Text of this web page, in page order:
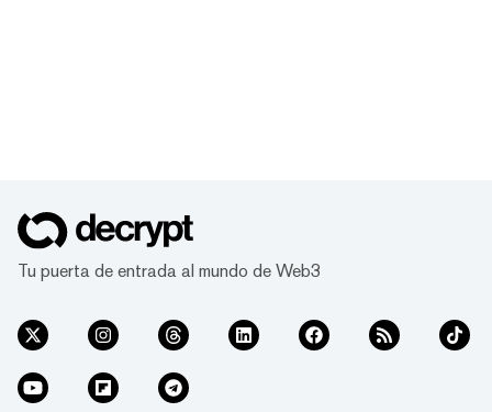
Tu puerta de entrada al mundo de Web3